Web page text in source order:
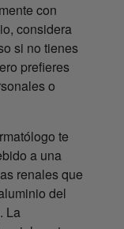
con
considera
si no tienes
prefieres
o
te
a una
renales que
del
La